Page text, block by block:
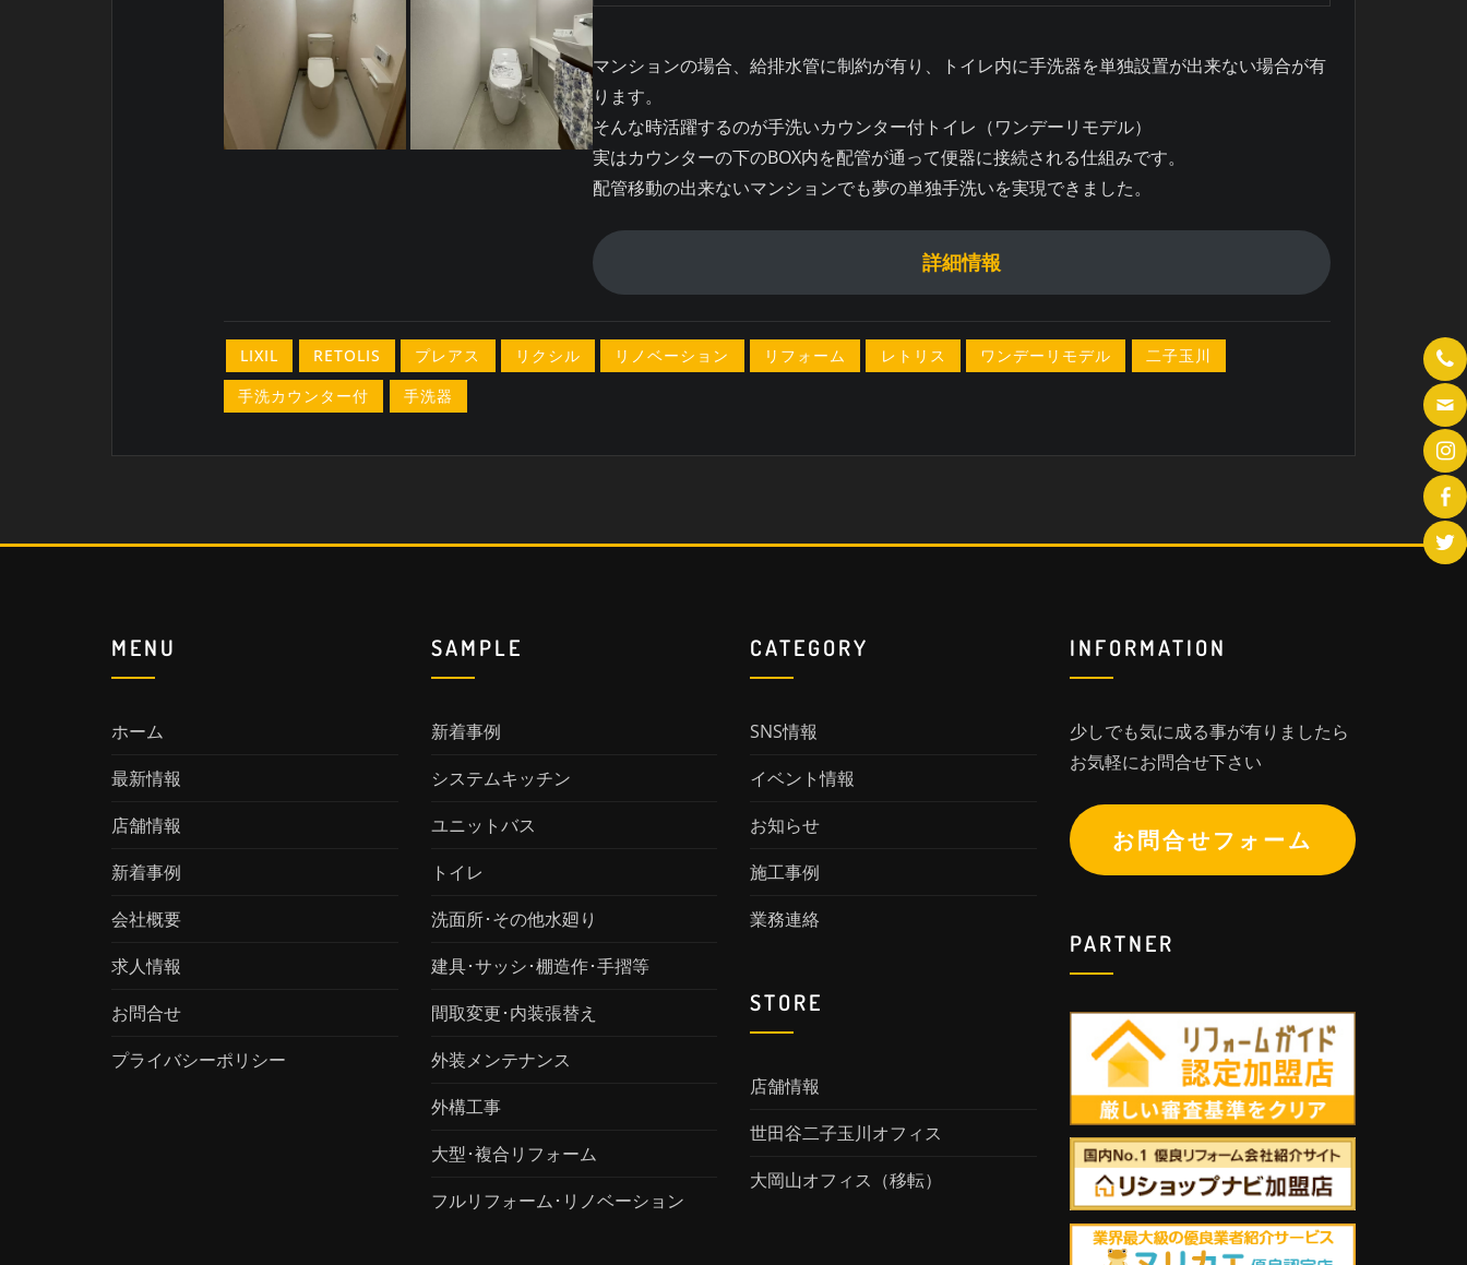
マンションの場合、給排水管に制約が有り、トイレ内に手洗器を単独設置が出来ない場合が有
ります。
そんな時活躍するのが手洗いカウンター付トイレ（ワンデーリモデル）
実はカウンターの下のBOX内を配管が通って便器に接続される仕組みです。
配管移動の出来ないマンションでも夢の単独手洗いを実現できました。
詳細情報
LIXIL RETOLIS プレアス リクシル リノベーション リフォーム レトリス ワンデーリモデル
二子玉川
手洗カウンター付
手洗器
MENU
ホーム
最新情報
店舗情報
新着事例
会社概要
求人情報
お問合せ
プライバシーポリシー
SAMPLE
新着事例
システムキッチン
ユニットバス
トイレ
洗面所･その他水廻り
建具･サッシ･棚造作･手摺等
間取変更･内装張替え
外装メンテナンス
外構工事
大型･複合リフォーム
フルリフォーム･リノベーション
CATEGORY
SNS情報
イベント情報
お知らせ
施工事例
業務連絡
STORE
店舗情報
世田谷二子玉川オフィス
大岡山オフィス（移転）
INFORMATION
少しでも気に成る事が有りましたら
お気軽にお問合せ下さい
お問合せフォーム
PARTNER